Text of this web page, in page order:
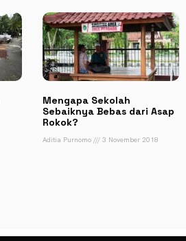
Mengapa Sekolah
Sebaiknya Bebas dari Asap
Rokok?
Aditia Purnomo 3 November 2018